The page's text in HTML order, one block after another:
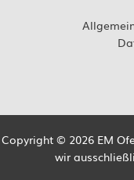
Copyright © 2026 EM
wir